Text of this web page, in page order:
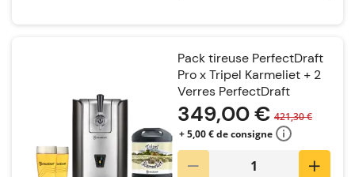
Pack tireuse PerfectDraft
Pro x Tripel Karmeliet + 2
Verres PerfectDraft
349,00 € 421,30 €
+ 5,00 € de consigne